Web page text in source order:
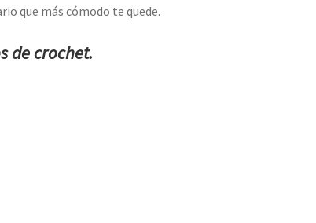
que más cómodo te quede.
de crochet.